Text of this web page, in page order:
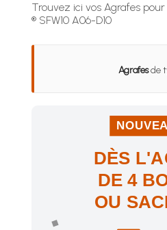
Trouvez ici vos Agrafes
® SFW10 A06-D10
Agrafesde
NOUVEAU !
DÈS
DE 4
OU